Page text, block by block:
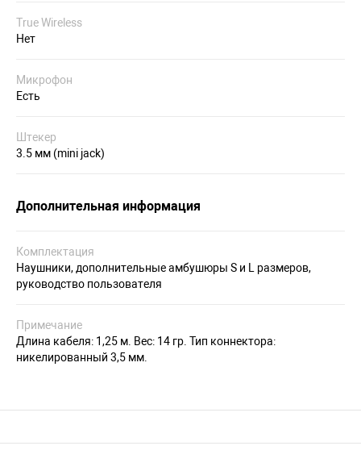
True Wireless
Нет
Микрофон
Есть
Штекер
3.5 мм (mini jack)
Дополнительная информация
Комплектация
Наушники, дополнительные амбушюры S и L размеров,
руководство пользователя
Примечание
Длина кабеля: 1,25 м. Вес: 14 гр. Тип коннектора:
никелированный 3,5 мм.